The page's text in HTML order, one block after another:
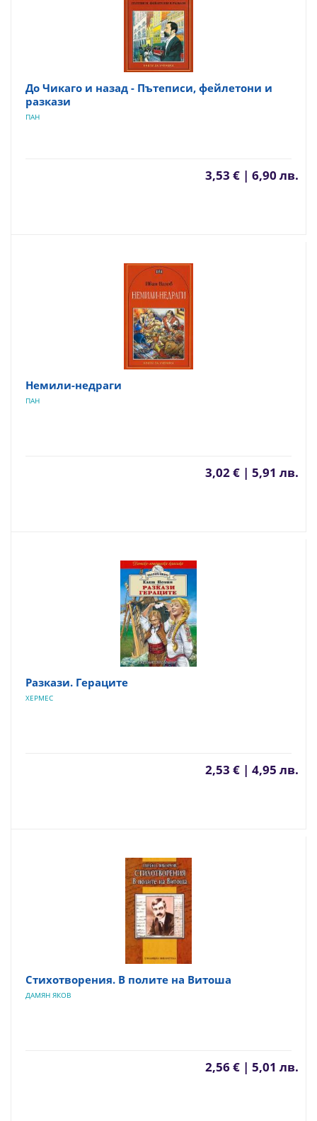
До Чикаго и назад - Пътеписи, фейлетони и
разкази
ПАН
3,53 € | 6,90 лв.
Немили-недраги
ПАН
3,02 € | 5,91 лв.
Разкази. Гераците
ХЕРМЕС
2,53 € | 4,95 лв.
Стихотворения. В полите на Витоша
ДАМЯН ЯКОВ
2,56 € | 5,01 лв.